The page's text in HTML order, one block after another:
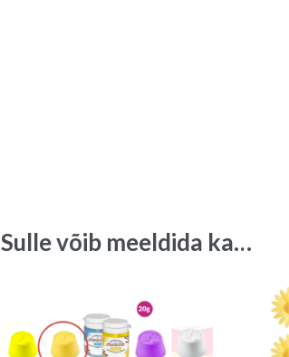
Sulle võib meeldida ka…